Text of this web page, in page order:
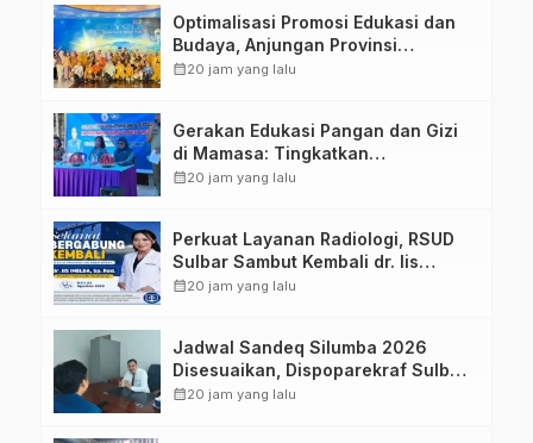
Optimalisasi Promosi Edukasi dan
Budaya, Anjungan Provinsi
Sulawesi Barat Perkuat Kolaborasi
calendar_month20 jam yang lalu
Gerakan Edukasi Pangan dan Gizi
di Mamasa: Tingkatkan
Pengetahuan dan Keterampilan
calendar_month20 jam yang lalu
Perkuat Layanan Radiologi, RSUD
Sulbar Sambut Kembali dr. Iis
Imelda, Sp.Rad
calendar_month20 jam yang lalu
Jadwal Sandeq Silumba 2026
Disesuaikan, Dispoparekraf Sulbar
Pastikan Persiapan Tetap
calendar_month20 jam yang lalu